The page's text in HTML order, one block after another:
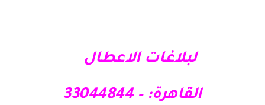
لبلاغات الاعطال
القاهرة: – 33044844